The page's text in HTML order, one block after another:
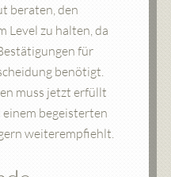
beraten, den
Level zu halten, da
für
benötigt.
muss jetzt erfüllt
begeisterten
weiterempfiehlt.